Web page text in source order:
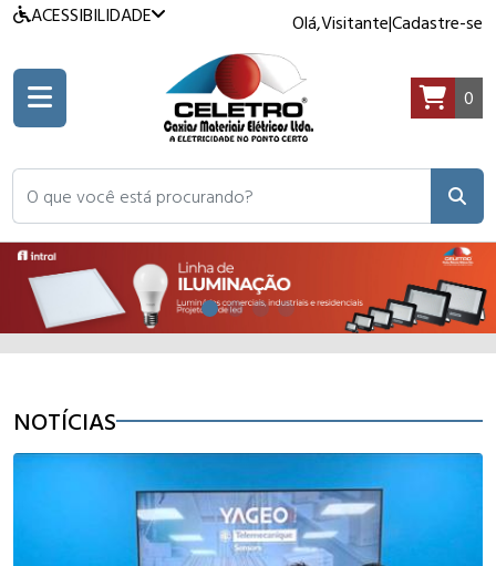
ACESSIBILIDADE Olá,Visitante|Cadastre-se
O que você está procurando?
0
NOTÍCIAS